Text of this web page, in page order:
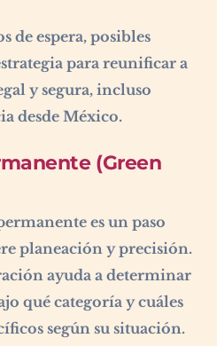
de espera, posibles
para reunificar a
y segura, incluso
desde México.
(Green
es un paso
planeación y precisión.
ayuda a determinar
qué categoría y cuáles
según su situación.